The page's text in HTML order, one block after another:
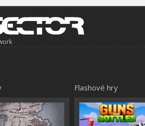
Flashové hry